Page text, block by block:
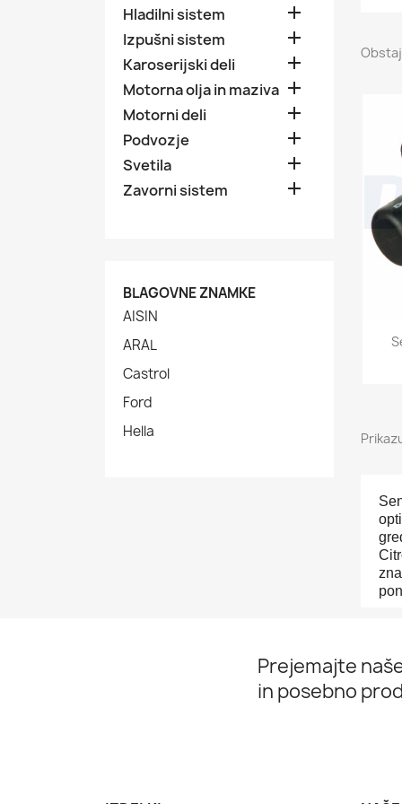
Hladilni sistem 
Izpušni sistem 
Karoserijski deli 
Motorna olja in maziva 
Motorni deli 
Podvozje 
Svetila 
Zavorni sistem 
BLAGOVNE ZNAMKE
AISIN
ARAL
Castrol
Ford
Hella
Prejemajte
in posebno